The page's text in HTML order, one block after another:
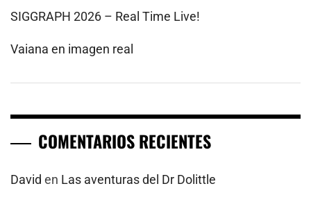
SIGGRAPH 2026 – Real Time Live!
Vaiana en imagen real
COMENTARIOS RECIENTES
David en Las aventuras del Dr Dolittle